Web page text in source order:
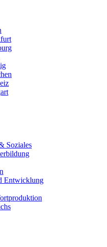
Soziales
Entwicklung